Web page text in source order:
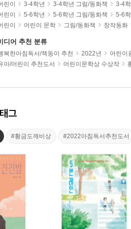
린이 3-4학년 3-4학년 그림/동화책
3-4
린이 5-6학년 5-6학년 그림/동화책
5-6
린이 어린이 문학 그림/동화책 창작동화
디어 추천 분류
복한아침독서/책둥이 추천 2022년
어린이
아/어린이 추천도서 어린이문학상 수상작
그
#황금도깨비상 #2022아침독서추천도서